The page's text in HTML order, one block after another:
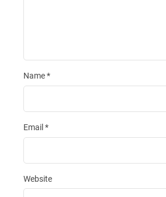
Name*
Email *
Website